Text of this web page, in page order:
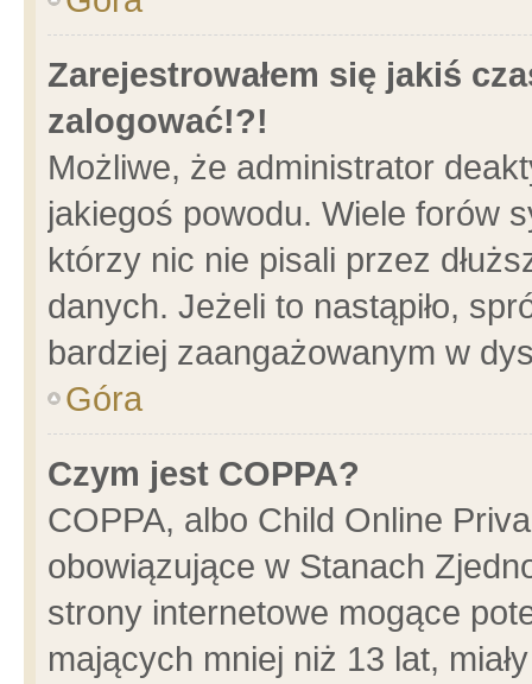
Zarejestrowałem się jakiś
zalogować!?!
Możliwe, że administrator
jakiegoś powodu. Wiele forów
którzy nic nie pisali przez
danych. Jeżeli to nastąpiło,
bardziej zaangażowanym w
Góra
Czym jest COPPA?
COPPA, albo Child Online
obowiązujące w Stanach
strony internetowe mogące
mających mniej niż 13 lat,